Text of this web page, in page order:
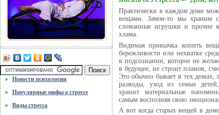
Новости психологии
Популярные мифы о стрессе
Виды стресса
Практически в каждом доме
вещами. Зачем-то мы храним
сломанные игрушки и прочие
хлама.
Видимая привычка копить
бережливости или нехватке
в подсознании, которое не
в будущее, не строит планов,
Это обычно бывает в тех домах,
разводы, уход из семьи
хранит материальные
самым восполняя свою
А вот когда старых вещей в